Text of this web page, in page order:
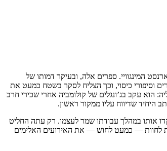
המינגוויי. ספרים אלה, ובעיקר דמותו של
וסיפורי כיסוי, וכך הצליח לסקר בשטח כמעט את
הוא עקב בג’ונגלים של קולומביה אחרי שכירי חרב
שדיווח עליו ממקור ראשון.
אותו במהלך עבודתו שמר לעצמו. רק עתה החליט
לחוות — כמעט לחוש — את האירועים האלימים